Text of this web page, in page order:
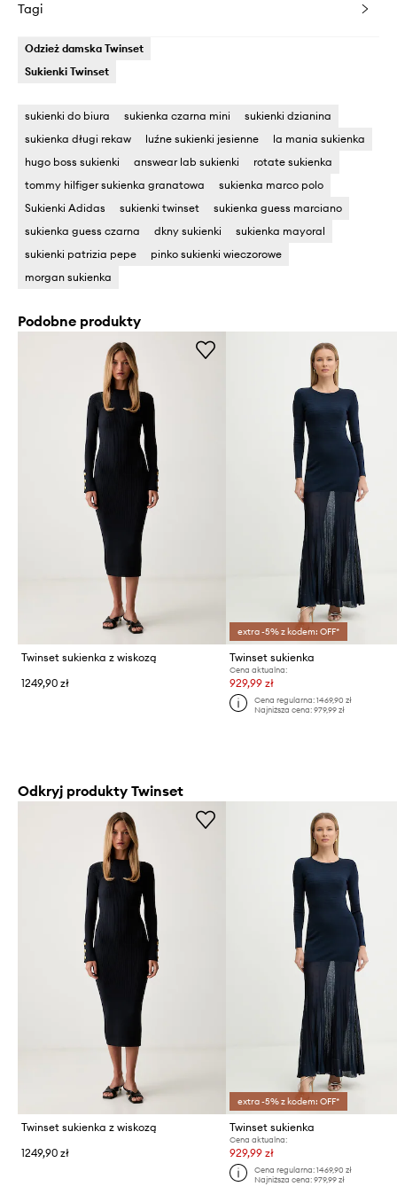
Tagi
Odzież damska Twinset
Sukienki Twinset
sukienki do biura sukienka czarna mini
sukienki dzianina
sukienka długi rekaw
luźne sukienki jesienne
la mania sukienka
hugo boss sukienki
answear lab sukienki
rotate sukienka
tommy hilfiger sukienka granatowa
sukienka marco polo
Sukienki Adidas
sukienki twinset
sukienka guess marciano
sukienka guess czarna
dkny sukienki
sukienka mayoral
sukienki patrizia pepe
pinko sukienki wieczorowe
morgan sukienka
Podobne produkty
Twinset sukienka z wiskozą
1249,90 zł
extra -5% z kodem: OFF*
Twinset sukienka
Cena aktualna:
929,99 zł
Cena regularna: 1469,90 zł
Najniższa cena: 979,99 zł
Odkryj produkty Twinset
Twinset sukienka z wiskozą
1249,90 zł
extra -5% z kodem: OFF*
Twinset sukienka
Cena aktualna:
929,99 zł
Cena regularna: 1469,90 zł
Najniższa cena: 979,99 zł